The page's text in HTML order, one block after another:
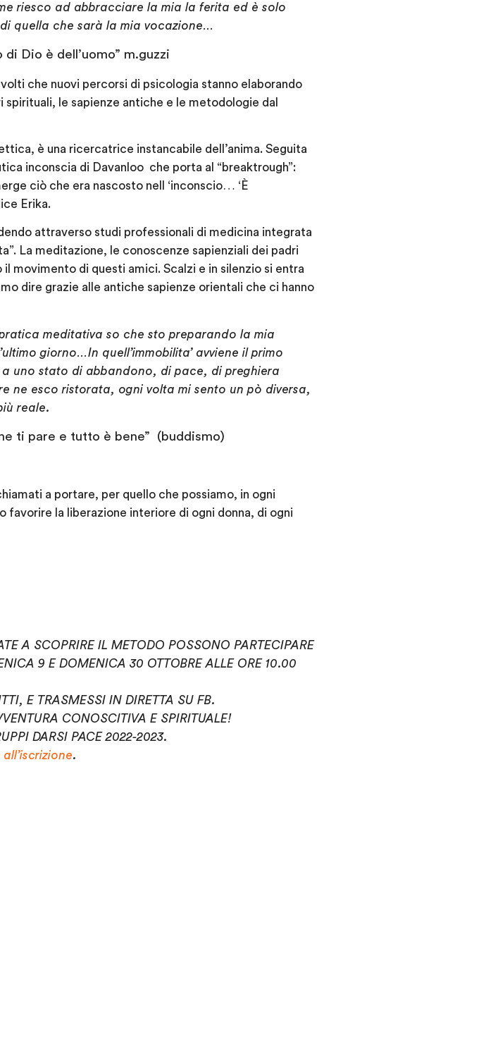
riesco ad abbracciare la mia la ferita ed è solo
quella che sarà la mia vocazione…
Dio è dell’uomo” m.guzzi
che nuovi percorsi di psicologia stanno elaborando
le sapienze antiche e le metodologie dal
è una ricercatrice instancabile dell’anima. Seguita
inconscia di Davanloo che porta al “breaktrough”:
ciò che era nascosto nell ‘inconscio… ‘È
Erika.
attraverso studi professionali di medicina integrata
La meditazione, le conoscenze sapienziali dei padri
movimento di questi amici. Scalzi e in silenzio si entra
dire grazie alle antiche sapienze orientali che ci hanno
meditativa so che sto preparando la mia
giorno…In quell’immobilita’ avviene il primo
uno stato di abbandono, di pace, di preghiera
ne esco ristorata, ogni volta mi sento un pò diversa,
reale.
ti pare e tutto è bene” (buddismo)
a portare, per quello che possiamo, in ogni
favorire la liberazione interiore di ogni donna, di ogni
A SCOPRIRE IL METODO POSSONO PARTECIPARE
9 E DOMENICA 30 OTTOBRE ALLE ORE 10.00
E TRASMESSI IN DIRETTA SU FB.
CONOSCITIVA E SPIRITUALE!
DARSI PACE 2022-2023.
.